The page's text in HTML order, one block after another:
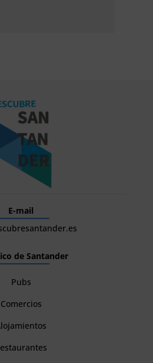
E-mail
de Santander
Pubs
Comercios